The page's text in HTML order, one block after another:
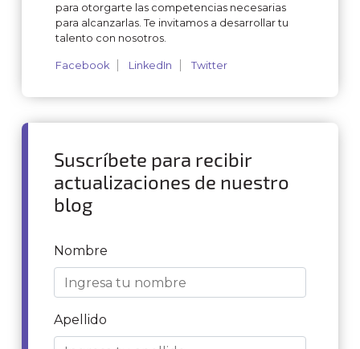
para otorgarte las competencias necesarias
para alcanzarlas. Te invitamos a desarrollar tu
talento con nosotros.
Facebook LinkedIn Twitter
Suscríbete para recibir
actualizaciones de nuestro
blog
Nombre
Apellido